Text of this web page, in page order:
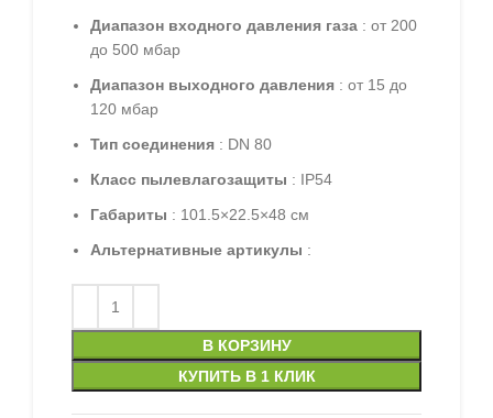
Диапазон входного давления газа : от 200
до 500 мбар
Диапазон выходного давления : от 15 до
120 мбар
Тип соединения : DN 80
Класс пылевлагозащиты : IP54
Габариты : 101.5×22.5×48 см
Альтернативные артикулы :
В КОРЗИНУ
КУПИТЬ В 1 КЛИК